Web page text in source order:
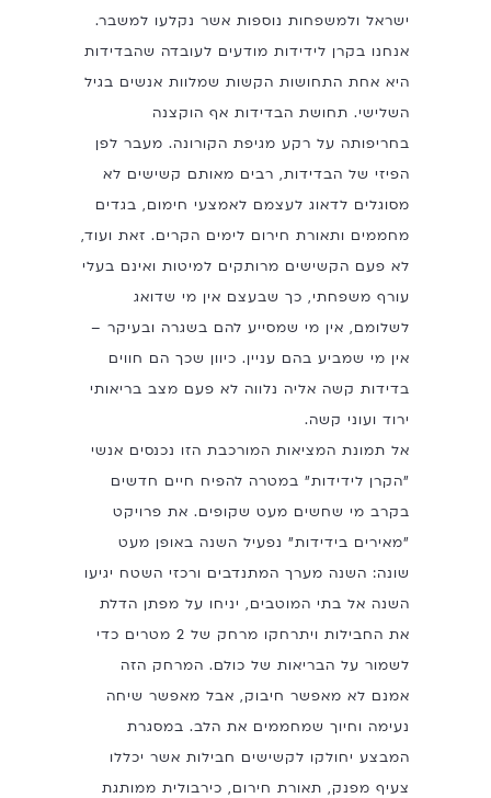
ישראל ולמשפחות נוספות אשר נקלעו למשבר.
אנחנו בקרן לידידות מודעים לעובדה שהבדידות
היא אחת התחושות הקשות שמלוות אנשים בגיל
השלישי. תחושת הבדידות אף הוקצנה
בחריפותה על רקע מגיפת הקורונה. מעבר לפן
הפיזי של הבדידות, רבים מאותם קשישים לא
מסוגלים לדאוג לעצמם לאמצעי חימום, בגדים
מחממים ותאורת חירום לימים הקרים. זאת ועוד,
לא פעם הקשישים מרותקים למיטות ואינם בעלי
עורף משפחתי, כך שבעצם אין מי שדואג
לשלומם, אין מי שמסייע להם בשגרה ובעיקר –
אין מי שמביע בהם עניין. כיוון שכך הם חווים
בדידות קשה אליה נלווה לא פעם מצב בריאותי
ירוד ועוני קשה.
אל תמונת המציאות המורכבת הזו נכנסים אנשי
"הקרן לידידות" במטרה להפיח חיים חדשים
בקרב מי שחשים מעט שקופים. את פרויקט
"מאירים בידידות" נפעיל השנה באופן מעט
שונה: השנה מערך המתנדבים ורכזי השטח יגיעו
השנה אל בתי המוטבים, יניחו על מפתן הדלת
את החבילות ויתרחקו מרחק של 2 מטרים כדי
לשמור על הבריאות של כולם. המרחק הזה
אמנם לא מאפשר חיבוק, אבל מאפשר שיחה
נעימה וחיוך שמחממים את הלב. במסגרת
המבצע יחולקו לקשישים חבילות אשר יכללו
צעיף מפנק, תאורת חירום, כירבולית ממותגת